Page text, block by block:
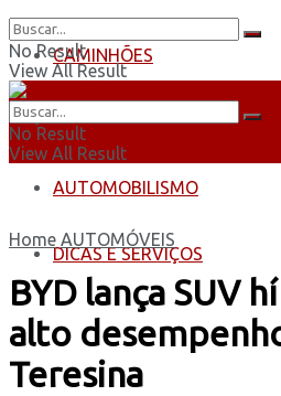
CAMINHÕES
ÔNIBUS
AUTOMOBILISMO
DICAS E SERVIÇOS
No Result
View All Result
No Result
View All Result
Home AUTOMÓVEIS
BYD lança SUV
alto
Teresina